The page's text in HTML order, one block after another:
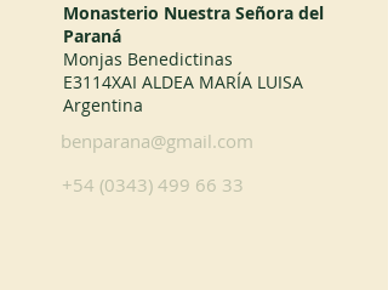
Monasterio Nuestra Señora del
Paraná
Monjas Benedictinas
E3114XAI ALDEA MARÍA LUISA
Argentina
benparana@gmail.com
+54 (0343) 499 66 33